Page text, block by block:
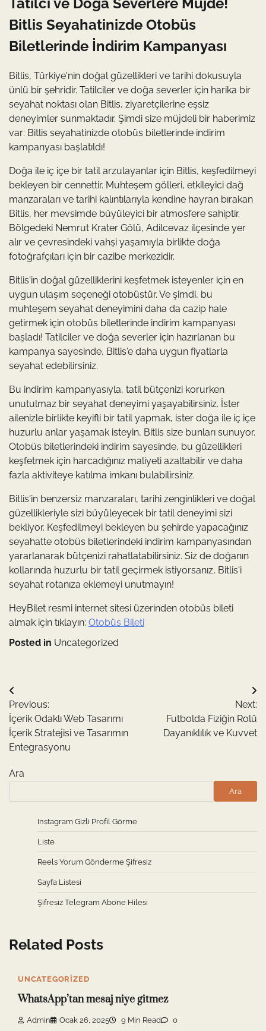
Tatilci ve Doğa Severlere Müjde!
Bitlis Seyahatinizde Otobüs
Biletlerinde İndirim Kampanyası
Bitlis, Türkiye'nin doğal güzellikleri ve tarihi dokusuyla
ünlü bir şehridir. Tatilciler ve doğa severler için harika bir
seyahat noktası olan Bitlis, ziyaretçilerine eşsiz
deneyimler sunmaktadır. Şimdi size müjdeli bir haberimiz
var: Bitlis seyahatinizde otobüs biletlerinde indirim
kampanyası başlatıldı!
Doğa ile iç içe bir tatil arzulayanlar için Bitlis, keşfedilmeyi
bekleyen bir cennettir. Muhteşem gölleri, etkileyici dağ
manzaraları ve tarihi kalıntılarıyla kendine hayran bırakan
Bitlis, her mevsimde büyüleyici bir atmosfere sahiptir.
Bölgedeki Nemrut Krater Gölü, Adilcevaz ilçesinde yer
alır ve çevresindeki vahşi yaşamıyla birlikte doğa
fotoğrafçıları için bir cazibe merkezidir.
Bitlis'in doğal güzelliklerini keşfetmek isteyenler için en
uygun ulaşım seçeneği otobüstür. Ve şimdi, bu
muhteşem seyahat deneyimini daha da cazip hale
getirmek için otobüs biletlerinde indirim kampanyası
başladı! Tatilciler ve doğa severler için hazırlanan bu
kampanya sayesinde, Bitlis'e daha uygun fiyatlarla
seyahat edebilirsiniz.
Bu indirim kampanyasıyla, tatil bütçenizi korurken
unutulmaz bir seyahat deneyimi yaşayabilirsiniz. İster
ailenizle birlikte keyifli bir tatil yapmak, ister doğa ile iç içe
huzurlu anlar yaşamak isteyin, Bitlis size bunları sunuyor.
Otobüs biletlerindeki indirim sayesinde, bu güzellikleri
keşfetmek için harcadığınız maliyeti azaltabilir ve daha
fazla aktiviteye katılma imkanı bulabilirsiniz.
Bitlis'in benzersiz manzaraları, tarihi zenginlikleri ve doğal
güzellikleriyle sizi büyüleyecek bir tatil deneyimi sizi
bekliyor. Keşfedilmeyi bekleyen bu şehirde yapacağınız
seyahatte otobüs biletlerindeki indirim kampanyasından
yararlanarak bütçenizi rahatlatabilirsiniz. Siz de doğanın
kollarında huzurlu bir tatil geçirmek istiyorsanız, Bitlis'i
seyahat rotanıza eklemeyi unutmayın!
HeyBilet resmi internet sitesi üzerinden otobüs bileti
almak için tıklayın: Otobüs Bileti
Posted in Uncategorized
Yazı
gezinmesi
Previous:
İçerik Odaklı Web Tasarımı
İçerik Stratejisi ve Tasarımın
Entegrasyonu
Next:
Futbolda Fiziğin Rolü
Dayanıklılık ve Kuvvet
Ara
Ara
Instagram Gizli Profil Görme
Liste
Reels Yorum Gönderme Şifresiz
Sayfa Listesi
Şifresiz Telegram Abone Hilesi
Related Posts
UNCATEGORIZED
WhatsApp’tan mesaj niye gitmez
Admin Ocak 26, 2025 9 Min Read 0